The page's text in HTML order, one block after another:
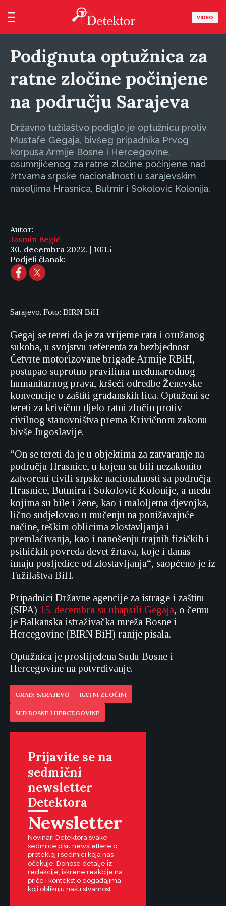
VIDEO
Podignuta optužnica za
ratne zločine počinjene
na području Sarajeva
Državno tužilaštvo podiglo je optužnicu protiv
Mustafe Gegaja, bivšeg pripadnika Prvog
korpusa Armije Bosne i Hercegovine,
osumnjičenog za ratne zločine počinjene nad
žrtvama srpske nacionalnosti u sarajevskim
naseljima Hrasnica, Butmir i Sokolović Kolonija.
Autor:
Jasmin Begić
30. decembra 2022. | 10:15
Podjeli članak:
Sarajevo. Foto: BIRN BiH
Gegaj se tereti da je za vrijeme rata i oružanog
sukoba, u svojstvu referenta za bezbjednost
Četvrte motorizovane brigade Armije RBiH,
postupao suprotno pravilima međunarodnog
humanitarnog prava, kršeći odredbe Ženevske
konvencije o zaštiti građanskih lica. Optuženi se
tereti za krivično djelo ratni zločin protiv
civilnog stanovništva prema Krivičnom zakonu
bivše Jugoslavije.
“On se tereti da je u objektima za zatvaranje na
području Hrasnice, u kojem su bili nezakonito
zatvoreni civili srpske nacionalnosti sa područja
Hrasnice, Butmira i Sokolović Kolonije, a među
kojima su bile i žene, kao i maloljetna djevojka,
lično sudjelovao u mučenju na ponižavajuće
načine, teškim oblicima zlostavljanja i
premlaćivanja, kao i nanošenju trajnih fizičkih i
psihičkih povreda devet žrtava, koje i danas
imaju posljedice od zlostavljanja“, saopćeno je iz
Tužilaštva BiH.
Pripadnici Državne agencije za istrage i zaštitu
(SIPA) 15. decembra su uhapsili Gegaja, o čemu
je Balkanska istraživačka mreža Bosne i
Hercegovine (BIRN BiH) ranije pisala.
Optužnica je proslijeđena Sudu Bosne i
Hercegovine na potvrđivanje.
GRAD: SARAJEVO RATNI ZLOČINI
SUD BOSNE I HERCEGOVINE
Prijavite se na
sedmični
newsletter
Detektora
Newsletter
Novinari Detektora svake
sedmice pišu newslettere o
protekloj i sedmici koja nas
očekuje. Donose detalje iz
redakcije, iskrene reakcije na
priče i kontekst o događajima
koji oblikuju našu stvarnost.